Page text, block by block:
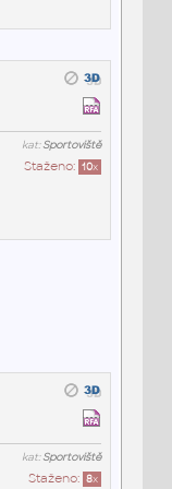
kat:Sportoviště
Staženo: 10x
kat:Sportoviště
Staženo: 8x